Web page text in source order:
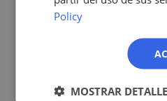
protección contra
Sistemas de detección de
gestión de mantenimiento,
especialmente demandados.
Policy
MOSTRAR